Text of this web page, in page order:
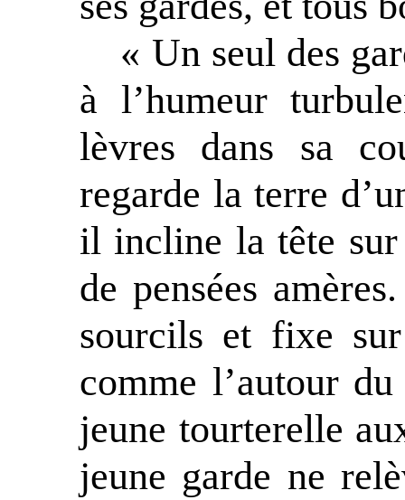
« Un seul des
à l’humeur
lèvres dans sa
regarde la terre
il incline la tête
de pensées
sourcils et fixe
comme l’autour
jeune tourterelle
jeune garde ne